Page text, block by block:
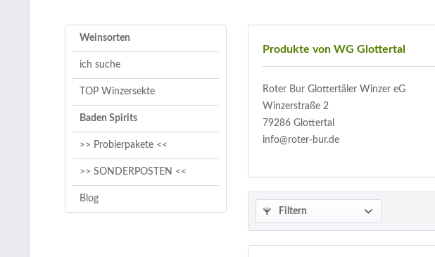
Weinsorten
ich suche
TOP Winzersekte
Baden Spirits
>> Probierpakete <<
>> SONDERPOSTEN <<
Blog
Produkte von WG Glottertal
Roter Bur Glottertäler Winzer eG
Winzerstraße 2
79286 Glottertal
info@roter-bur.de
Filtern